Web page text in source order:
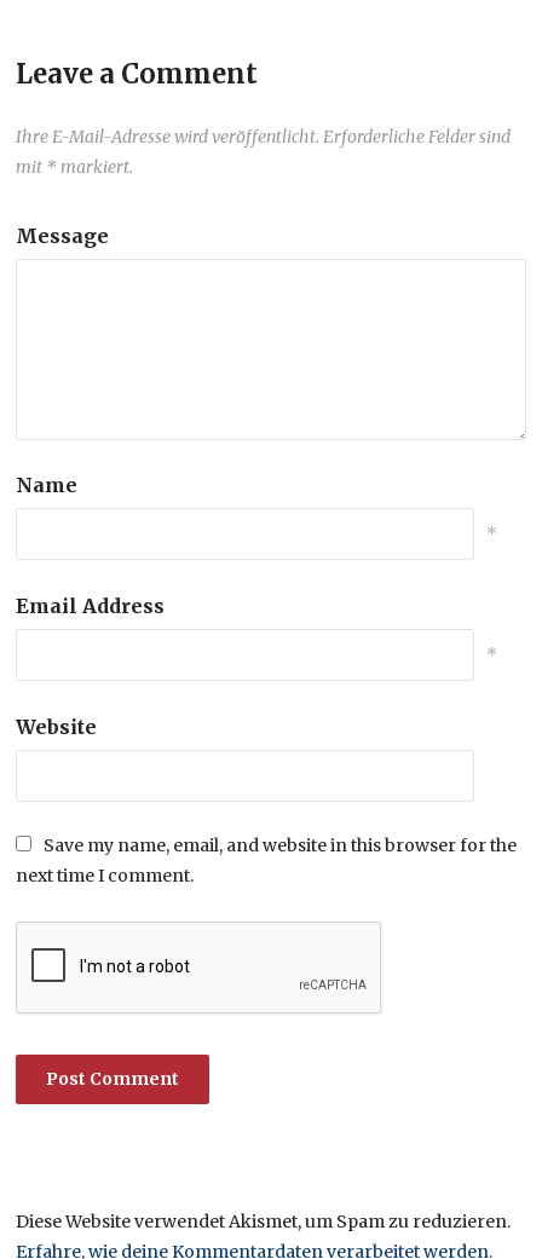
Leave a Comment
Ihre E-Mail-Adresse wird veröffentlicht. Erforderliche Felder sind
mit * markiert.
Message
Name
*
Email Address
*
Website
Save my name, email, and website in this browser for the
next time I comment.
Diese Website verwendet Akismet, um Spam zu reduzieren.
Erfahre, wie deine Kommentardaten verarbeitet werden.